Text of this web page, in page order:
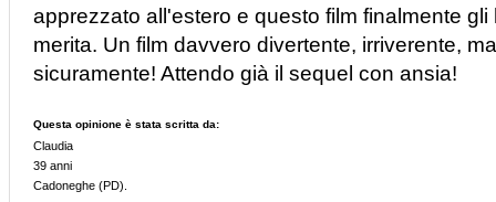
apprezzato all'estero e questo film finalmente
merita. Un film davvero divertente, irriverente,
sicuramente! Attendo già il sequel con ansia!
Questa opinione è stata scritta da:
Claudia
39 anni
Cadoneghe (PD).